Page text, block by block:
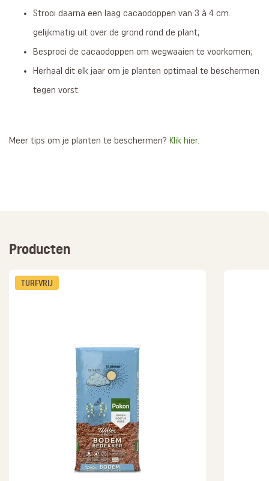
Strooi daarna een laag cacaodoppen van 3 à 4 cm.
gelijkmatig uit over de grond rond de plant;
Besproei de cacaodoppen om wegwaaien te voorkomen;
Herhaal dit elk jaar om je planten optimaal te beschermen
tegen vorst.
Meer tips om je planten te beschermen? Klik hier.
Producten
TURFVRIJ